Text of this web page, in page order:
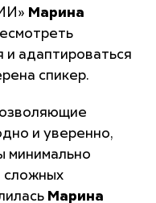
Марина
адаптироваться
спикер.
и уверенно,
минимально
сложных
Марина